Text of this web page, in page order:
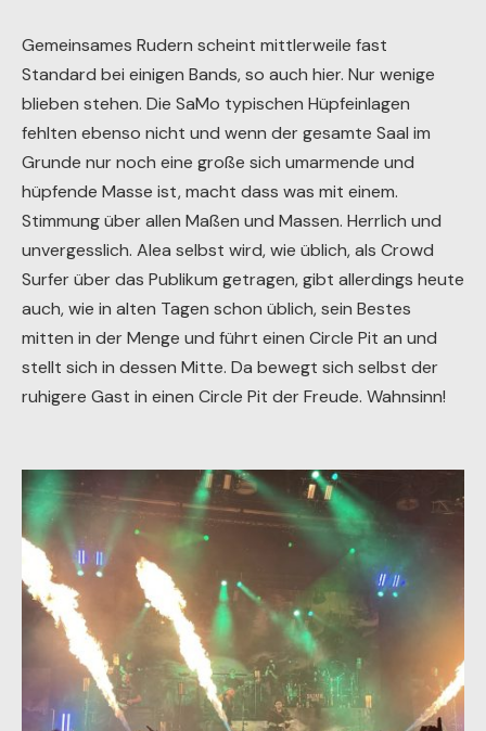
Gemeinsames Rudern scheint mittlerweile fast
Standard bei einigen Bands, so auch hier. Nur wenige
blieben stehen. Die SaMo typischen Hüpfeinlagen
fehlten ebenso nicht und wenn der gesamte Saal im
Grunde nur noch eine große sich umarmende und
hüpfende Masse ist, macht dass was mit einem.
Stimmung über allen Maßen und Massen. Herrlich und
unvergesslich. Alea selbst wird, wie üblich, als Crowd
Surfer über das Publikum getragen, gibt allerdings heute
auch, wie in alten Tagen schon üblich, sein Bestes
mitten in der Menge und führt einen Circle Pit an und
stellt sich in dessen Mitte. Da bewegt sich selbst der
ruhigere Gast in einen Circle Pit der Freude. Wahnsinn!